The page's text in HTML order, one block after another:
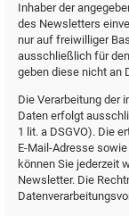
Inhaber der
des Newsletters
nur auf freiwilliger
ausschließlich für
geben diese nicht an
Die Verarbeitung der
Daten erfolgt
1 lit. a DSGVO). Die
E-Mail-Adresse
können Sie jederzeit
Newsletter. Die